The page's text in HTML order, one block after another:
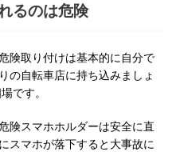
るのは危険
険取り付けは基本的に自分で
の自転車店に持ち込みましょ
です。
険スマホホルダーは安全に直
スマホが落下すると大事故に